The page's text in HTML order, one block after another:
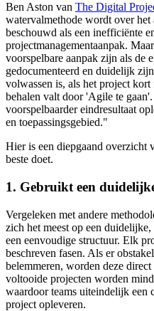
Ben Aston van The Digital
watervalmethode wordt over
beschouwd als een inefficiënte
projectmanagementaanpak.
voorspelbare aanpak zijn als de
gedocumenteerd en duidelijk
volwassen is, als het project kort
behalen valt door 'Agile te
voorspelbaarder eindresultaat
en toepassingsgebied."
Hier is een diepgaand overzicht
beste doet.
1. Gebruikt een
Vergeleken met andere
zich het meest op een
een eenvoudige structuur. Elk
beschreven fasen. Als er
belemmeren, worden deze
voltooide projecten worden
waardoor teams uiteindelijk een
project opleveren.